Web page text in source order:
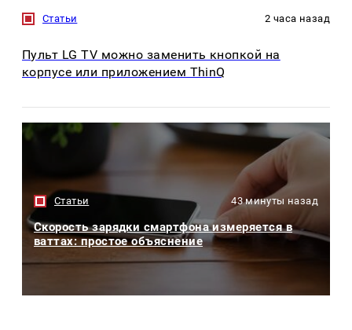
Статьи 2 часа назад
Пульт LG TV можно заменить кнопкой на
корпусе или приложением ThinQ
Статьи 43 минуты назад
Скорость зарядки смартфона измеряется в
ваттах: простое объяснение